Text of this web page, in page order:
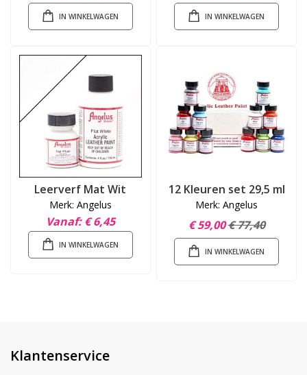
IN WINKELWAGEN IN WINKELWAGEN
Leerverf Mat Wit
Merk: Angelus
Vanaf € 6,45
IN WINKELWAGEN
12 Kleuren set 29,5 ml
Merk: Angelus
€ 59,00€ 77,40
IN WINKELWAGEN
Klantenservice